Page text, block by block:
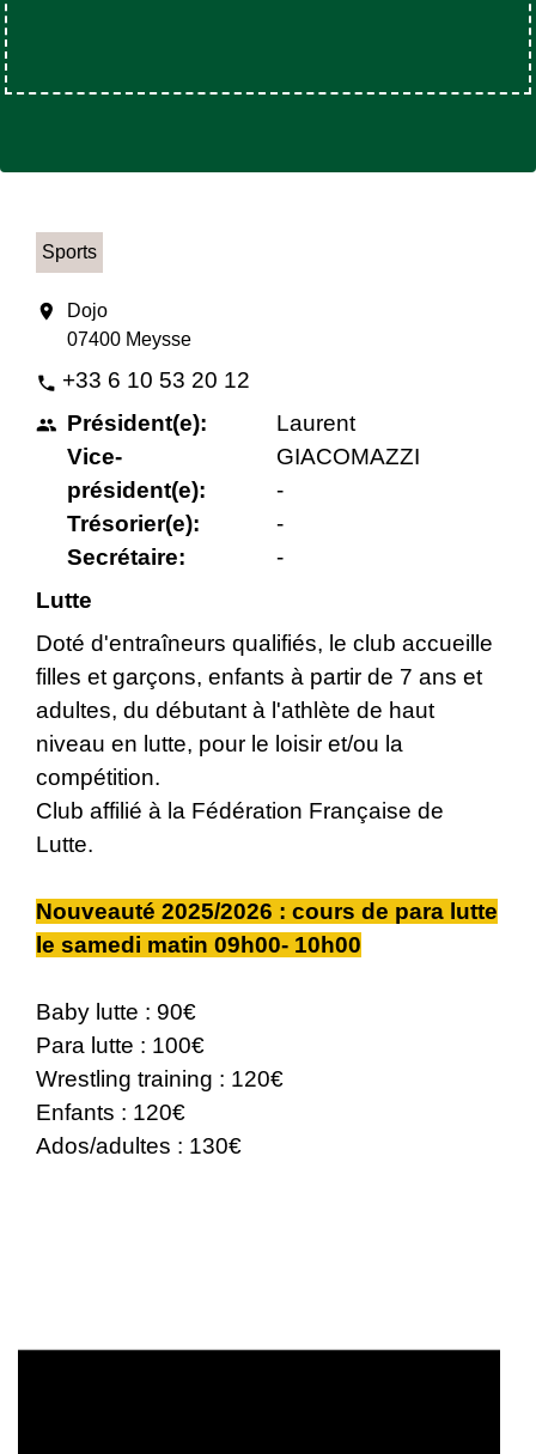
Sports
location_on
Dojo
07400 Meysse
phone +33 6 10 53 20 12
people Président(e):
Vice-
président(e):
Trésorier(e):
Secrétaire:
Laurent
GIACOMAZZI
-
-
-
Lutte
Doté d'entraîneurs qualifiés, le club accueille
filles et garçons, enfants à partir de 7 ans et
adultes, du débutant à l'athlète de haut
niveau en lutte, pour le loisir et/ou la
compétition.
Club affilié à la Fédération Française de
Lutte.
Nouveauté 2025/2026 : cours de para lutte
le samedi matin 09h00- 10h00
Baby lutte : 90€
Para lutte : 100€
Wrestling training : 120€
Enfants : 120€
Ados/adultes : 130€